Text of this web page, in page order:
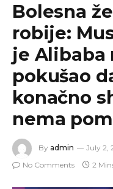
Bolesna
robije:
je Alibaba
pokušao
konačno
nema
By admin July 2,
No Comments
2